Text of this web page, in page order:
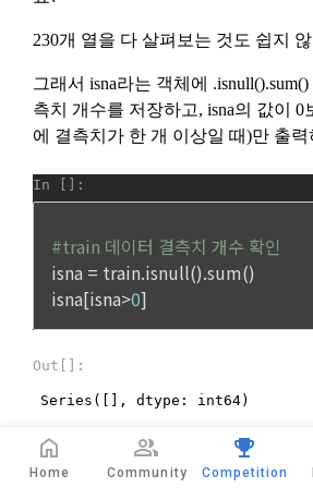
Home Community Competition